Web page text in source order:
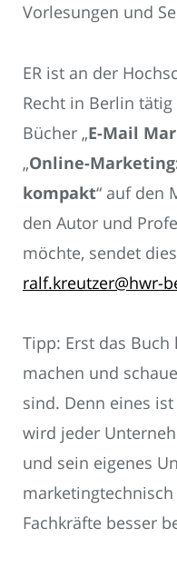
Vorlesungen und
ER ist an der
Recht in Berlin
Bücher „E-Mail
„Online-
kompakt“ auf den
den Autor und
möchte, sendet
ralf.kreutzer@hwr-
Tipp: Erst das
machen und
sind. Denn eines
wird jeder
und sein eigenes
Fachkräfte besser